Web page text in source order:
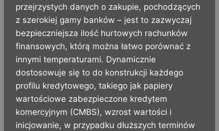
przejrzystych danych o zakupie, pochodzących
z szerokiej gamy banków – jest to zazwyczaj
bezpieczniejsza ilość hurtowych rachunków
finansowych, którą można łatwo porównać z
innymi temperaturami. Dynamicznie
dostosowuje się to do konstrukcji każdego
profilu kredytowego, takiego jak papiery
wartościowe zabezpieczone kredytem
komercyjnym (CMBS), wzrost wartości i
inicjowanie, w przypadku dłuższych terminów